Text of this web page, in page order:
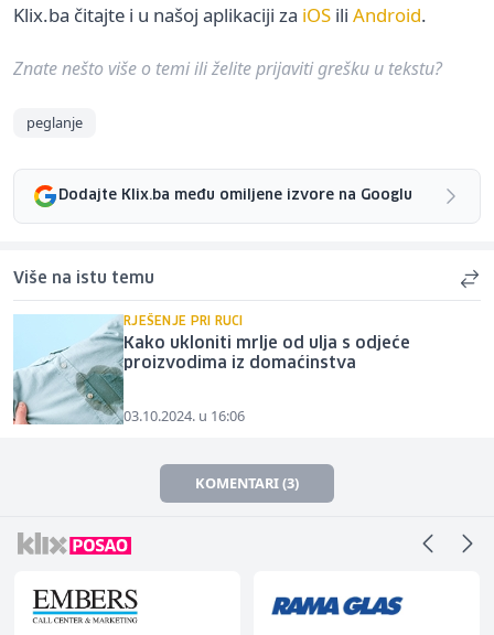
Klix.ba čitajte i u našoj aplikaciji za iOS ili Android.
Znate nešto više o temi ili želite prijaviti grešku u tekstu?
peglanje
Dodajte Klix.ba među omiljene izvore na Googlu
Više na istu temu
RJEŠENJE PRI RUCI
Kako ukloniti mrlje od ulja s odjeće
proizvodima iz domaćinstva
03.10.2024. u 16:06
KOMENTARI (3)